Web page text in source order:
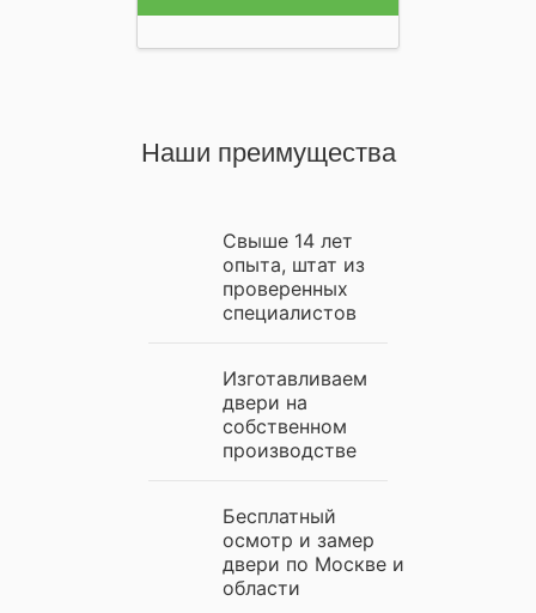
Наши преимущества
Свыше 14 лет
опыта, штат из
проверенных
специалистов
Изготавливаем
двери на
собственном
производстве
Бесплатный
осмотр и замер
двери по Москве и
области